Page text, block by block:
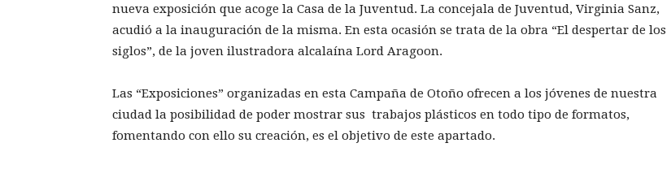
nueva exposición que acoge la Casa de la Juventud. La concejala de Juventud, Virginia Sanz,
acudió a la inauguración de la misma. En esta ocasión se trata de la obra “El despertar de los
siglos”, de la joven ilustradora alcalaína Lord Aragoon.
Las “Exposiciones” organizadas en esta Campaña de Otoño ofrecen a los jóvenes de nuestra
ciudad la posibilidad de poder mostrar sus trabajos plásticos en todo tipo de formatos,
fomentando con ello su creación, es el objetivo de este apartado.